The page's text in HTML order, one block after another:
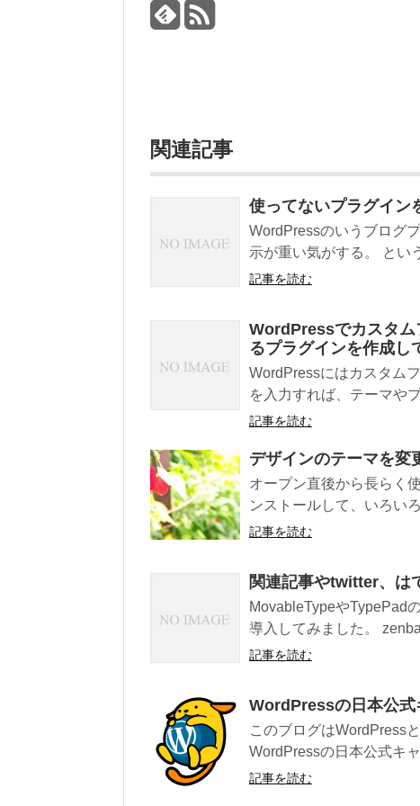
関連記事
使ってないプラグイン
WordPressのいうブログ
示が重い気がする。 とい
記事を読む
WordPressでカスタム
るプラグインを作成し
WordPressにはカスタム
を入力すれば、テーマや
記事を読む
デザインのテーマを変
オープン直後から長らく
ンストールして、いろい
記事を読む
関連記事やtwitter、は
MovableTypeやTypePad
導入してみました。
記事を読む
WordPressの日本公式
このブログはWordPress
WordPressの日本公式キ
記事を読む